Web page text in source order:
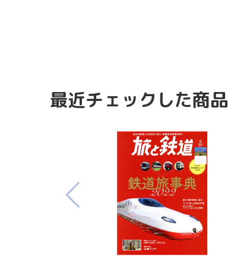
最近チェックした商品